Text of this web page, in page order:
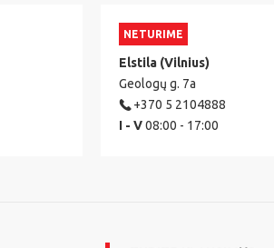
NETURIME
Elstila (Vilnius)
Geologų g. 7a
+370 5 2104888
I - V08:00 - 17:00